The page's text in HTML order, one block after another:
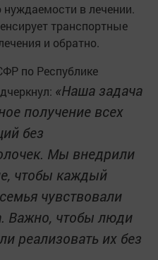
в лечении.
транспортные
и обратно.
по Республике
«Наша задача
получение всех
без
Мы внедрили
чтобы каждый
чувствовали
Важно, чтобы люди
реализовать их без